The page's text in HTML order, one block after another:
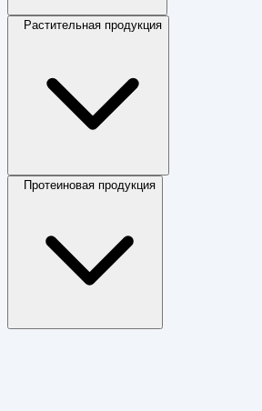
Растительная продукция
Протеиновая продукция